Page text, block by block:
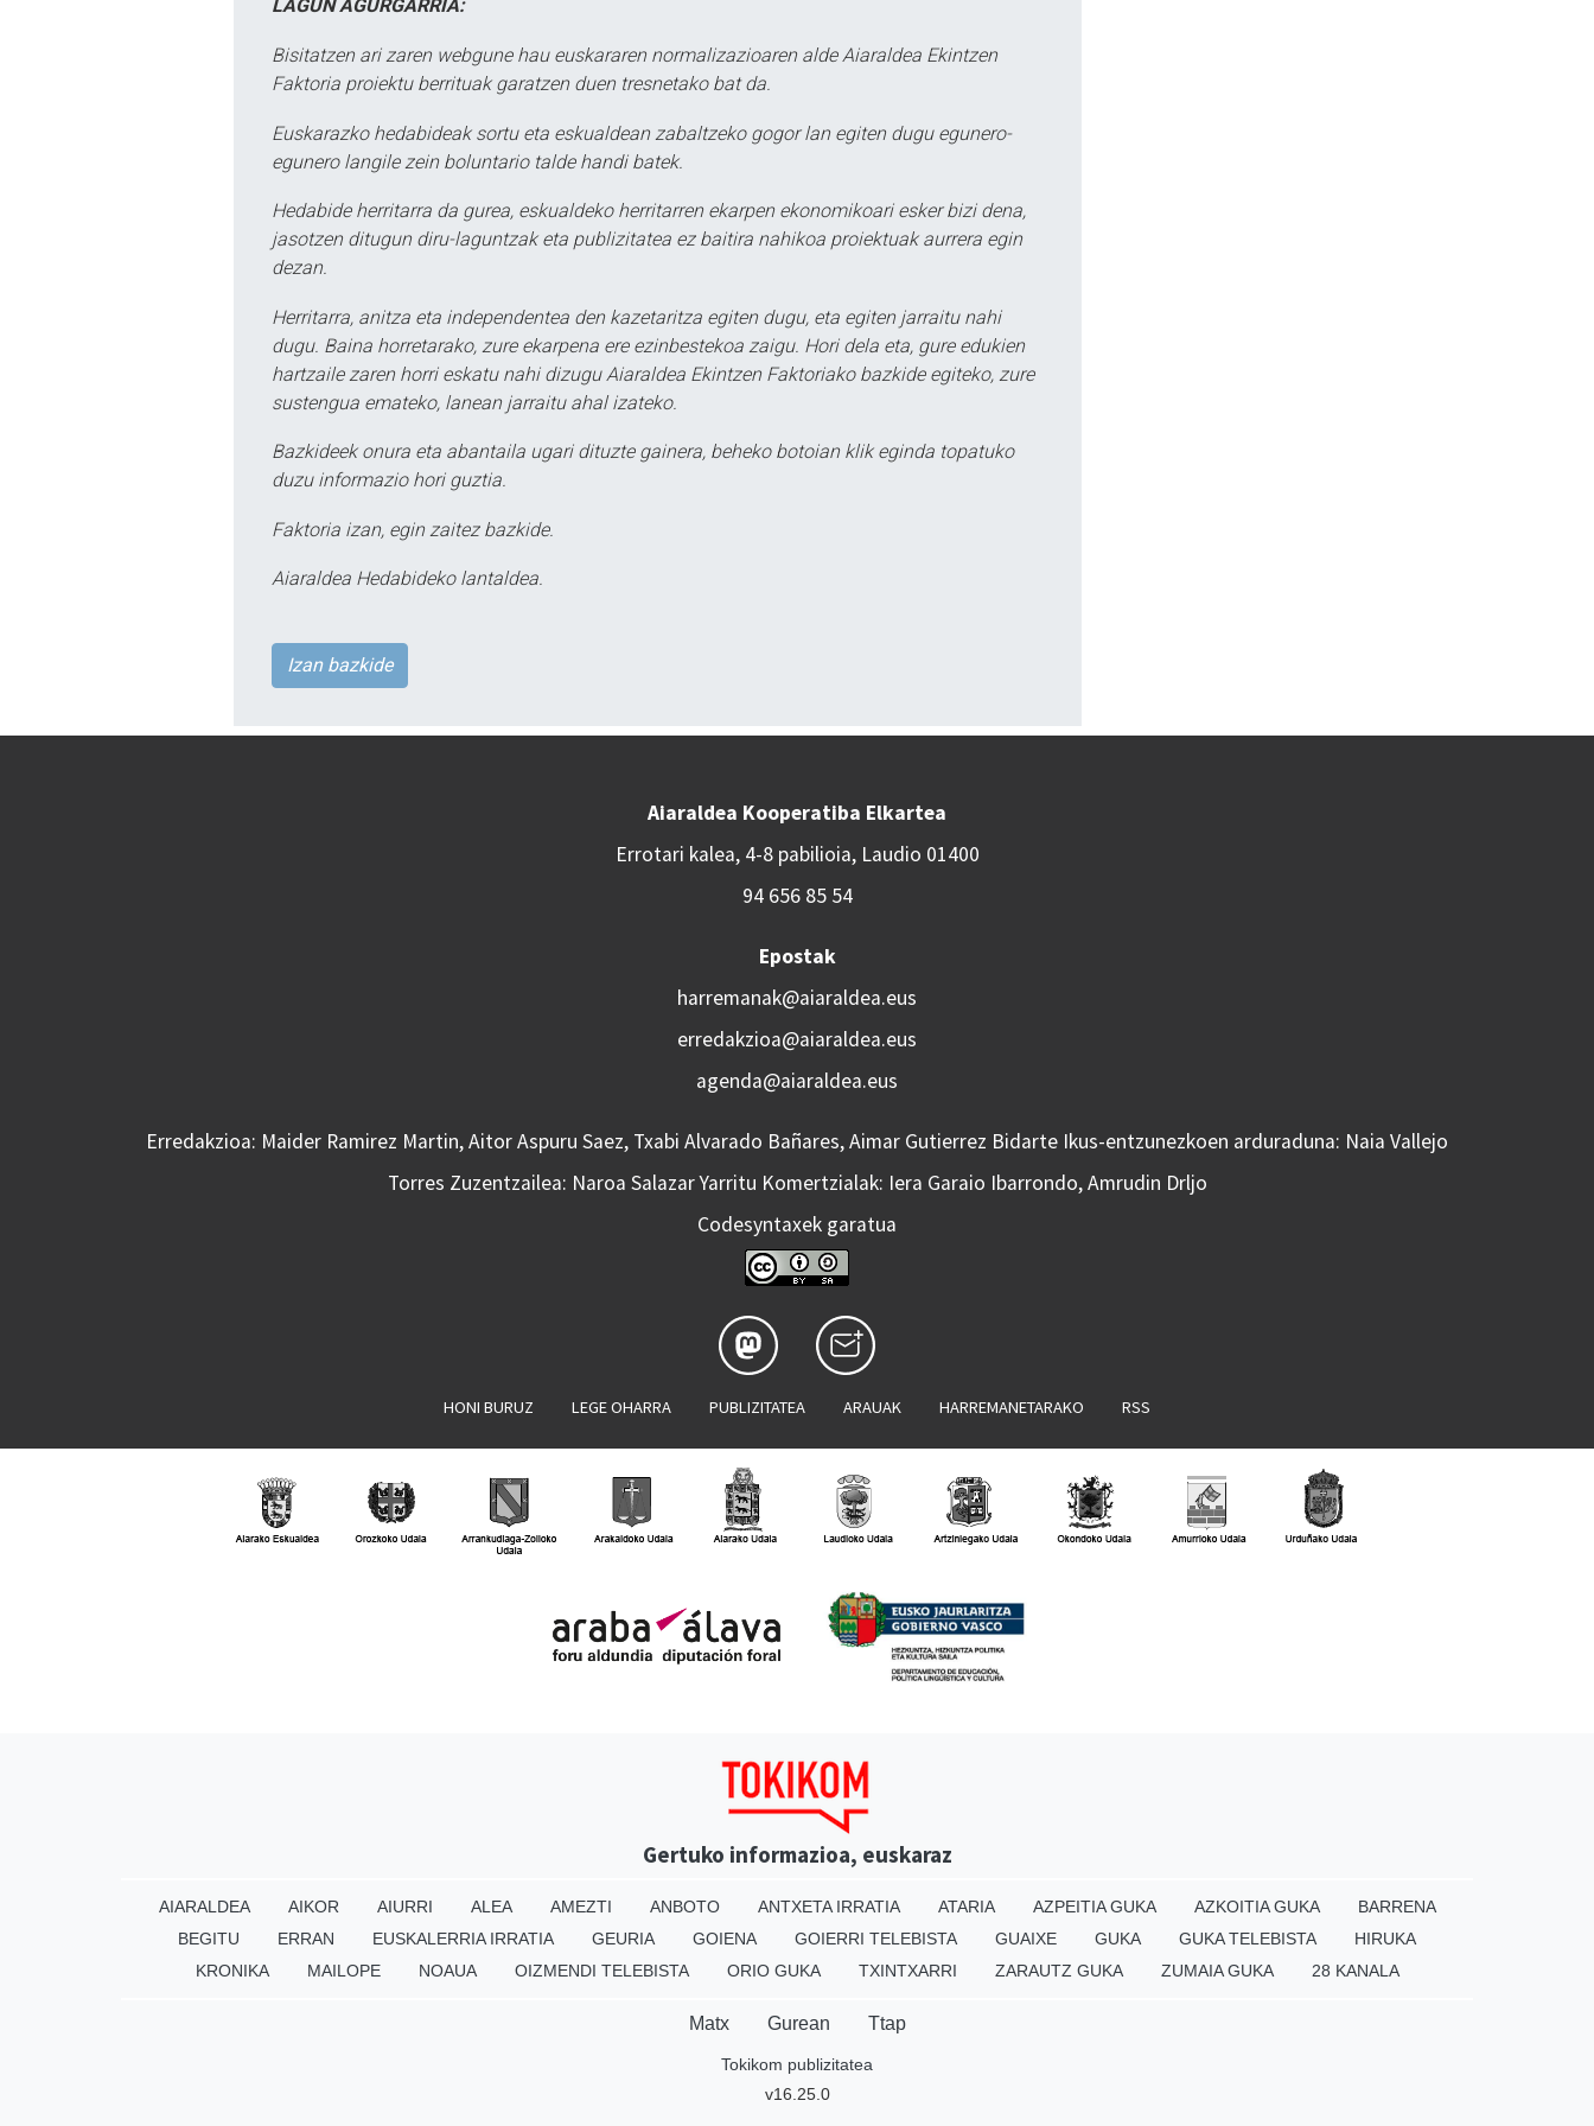
LAGUN AGURGARRIA:
Bisitatzen ari zaren webgune hau euskararen normalizazioaren alde Aiaraldea Ekintzen
Faktoria proiektu berrituak garatzen duen tresnetako bat da.
Euskarazko hedabideak sortu eta eskualdean zabaltzeko gogor lan egiten dugu egunero-
egunero langile zein boluntario talde handi batek.
Hedabide herritarra da gurea, eskualdeko herritarren ekarpen ekonomikoari esker bizi dena,
jasotzen ditugun diru-laguntzak eta publizitatea ez baitira nahikoa proiektuak aurrera egin
dezan.
Herritarra, anitza eta independentea den kazetaritza egiten dugu, eta egiten jarraitu nahi
dugu. Baina horretarako, zure ekarpena ere ezinbestekoa zaigu. Hori dela eta, gure edukien
hartzaile zaren horri eskatu nahi dizugu Aiaraldea Ekintzen Faktoriako bazkide egiteko, zure
sustengua emateko, lanean jarraitu ahal izateko.
Bazkideek onura eta abantaila ugari dituzte gainera, beheko botoian klik eginda topatuko
duzu informazio hori guztia.
Faktoria izan, egin zaitez bazkide.
Aiaraldea Hedabideko lantaldea.
Izan bazkide
Aiaraldea Kooperatiba Elkartea
Errotari kalea, 4-8 pabilioia, Laudio 01400
94 656 85 54
Epostak
harremanak@aiaraldea.eus
erredakzioa@aiaraldea.eus
agenda@aiaraldea.eus
Erredakzioa: Maider Ramirez Martin, Aitor Aspuru Saez, Txabi Alvarado Bañares, Aimar Gutierrez Bidarte Ikus-entzunezkoen arduraduna: Naia Vallejo
Torres Zuzentzailea: Naroa Salazar Yarritu Komertzialak: Iera Garaio Ibarrondo, Amrudin Drljo
Codesyntaxek garatua
HONI BURUZ LEGE OHARRA PUBLIZITATEA ARAUAK HARREMANETARAKO RSS
Gertuko informazioa, euskaraz
AIARALDEA AIKOR AIURRI ALEA AMEZTI ANBOTO ANTXETA IRRATIA ATARIA AZPEITIA GUKA AZKOITIA GUKA
BARRENA
BEGITU
ERRAN EUSKALERRIA IRRATIA GEURIA GOIENA GOIERRI TELEBISTA GUAIXE GUKA GUKA TELEBISTA
HIRUKA
KRONIKA
MAILOPE NOAUA OIZMENDI TELEBISTA ORIO GUKA TXINTXARRI ZARAUTZ GUKA ZUMAIA GUKA 28 KANALA
Matx Gurean Ttap
Tokikom publizitatea
v16.25.0